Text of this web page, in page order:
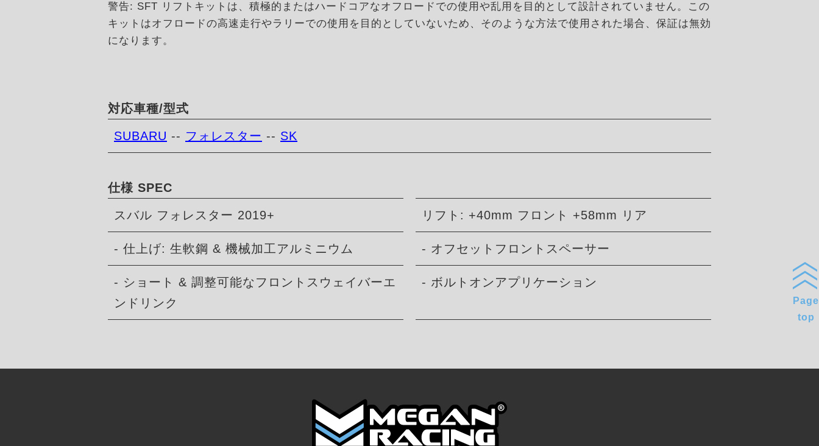
警告: SFT リフトキットは、積極的またはハードコアなオフロードでの使用や乱用を目的として設計されていません。この
キットはオフロードの高速走行やラリーでの使用を目的としていないため、そのような方法で使用された場合、保証は無効
になります。
対応車種/型式
SUBARU -- フォレスター -- SK
仕様 SPEC
スバル フォレスター 2019+ リフト: +40mm フロント +58mm リア
- 仕上げ: 生軟鋼 & 機械加工アルミニウム - オフセットフロントスペーサー
- ショート & 調整可能なフロントスウェイバーエ
ンドリンク
- ボルトオンアプリケーション
Page
top